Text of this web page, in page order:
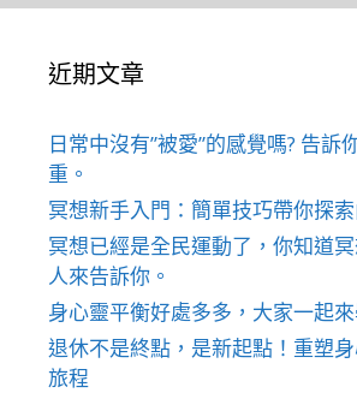
近期文章
日常中沒有”被愛”的感覺嗎? 告訴
重。
冥想新手入門：簡單技巧帶你探
冥想已經是全民運動了，你知道
人來告訴你。
身心靈平衡好處多多，大家一起來
退休不是終點，是新起點！重塑
旅程